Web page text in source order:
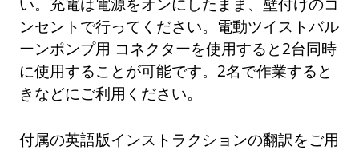
ンセントで行ってください。電動ツイストバル
ーンポンプ用 コネクターを使用すると2台同時
に使用することが可能です。2名で作業すると
きなどにご利用ください。
付属の英語版インストラクションの翻訳をご用